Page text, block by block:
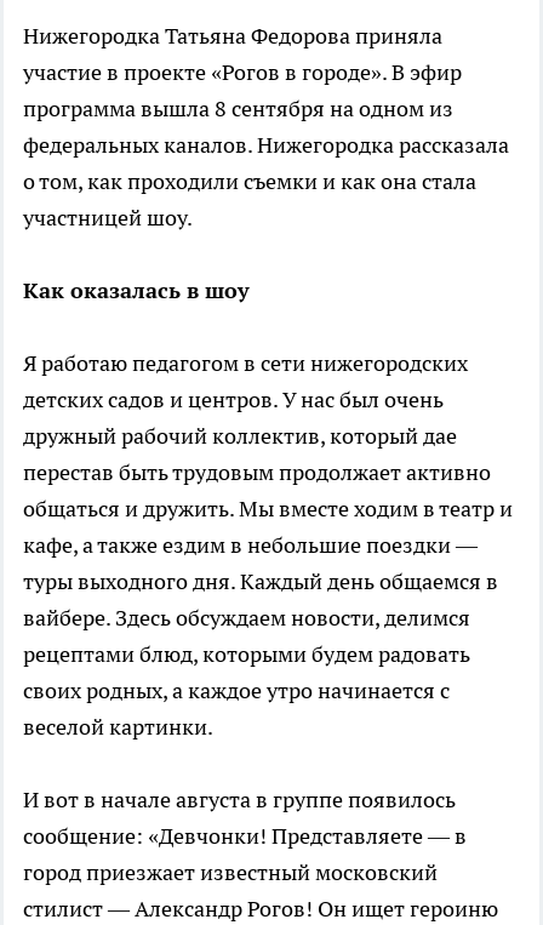
Нижегородка Татьяна Федорова приняла
участие в проекте «Рогов в городе». В эфир
программа вышла 8 сентября на одном из
федеральных каналов. Нижегородка рассказала
о том, как проходили съемки и как она стала
участницей шоу.
Как оказалась в шоу
Я работаю педагогом в сети нижегородских
детских садов и центров. У нас был очень
дружный рабочий коллектив, который дае
перестав быть трудовым продолжает активно
общаться и дружить. Мы вместе ходим в театр и
кафе, а также ездим в небольшие поездки —
туры выходного дня. Каждый день общаемся в
вайбере. Здесь обсуждаем новости, делимся
рецептами блюд, которыми будем радовать
своих родных, а каждое утро начинается с
веселой картинки.
И вот в начале августа в группе появилось
сообщение: «Девчонки! Представляете — в
город приезжает известный московский
стилист — Александр Рогов! Он ищет героиню